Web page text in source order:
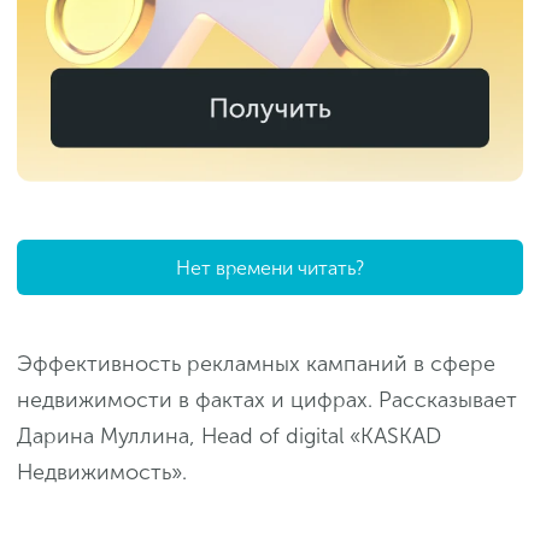
Нет времени читать?
Эффективность рекламных кампаний в сфере
недвижимости в фактах и цифрах. Рассказывает
Дарина Муллина, Head of digital «KASKAD
Недвижимость».